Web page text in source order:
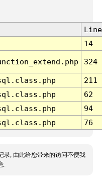
Line
14
324
211
62
94
76
录, 由此给您带来的访问不便我
.